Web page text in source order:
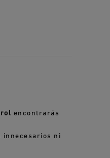
encontrarás
innecesarios ni